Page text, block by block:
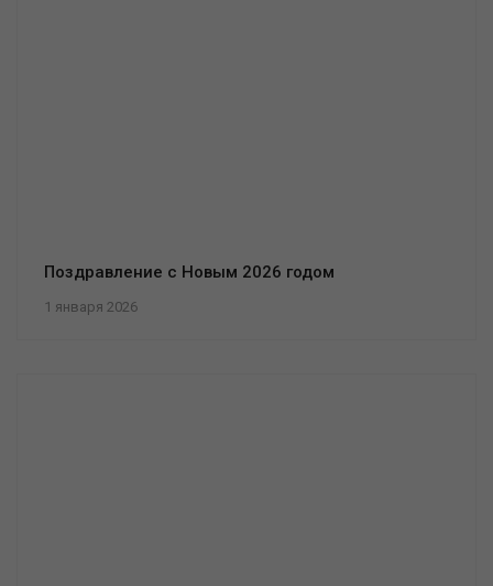
1 января 2026
Поздравление с Новым 2026 годом